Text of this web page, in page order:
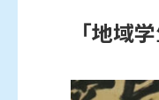
「地域